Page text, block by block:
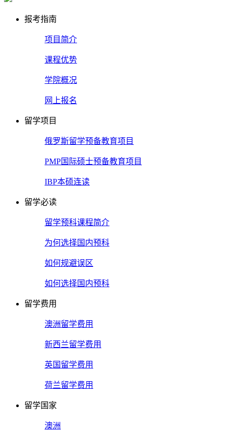
报考指南
项目简介
课程优势
学院概况
网上报名
留学项目
俄罗斯留学预备教育项目
PMP国际硕士预备教育项目
IBP本硕连读
留学必读
留学预科课程简介
为何选择国内预科
如何规避误区
如何选择国内预科
留学费用
澳洲留学费用
新西兰留学费用
英国留学费用
荷兰留学费用
留学国家
澳洲